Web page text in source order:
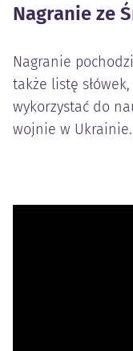
Nagranie ze
Nagranie
także listę
wykorzystać do
wojnie w Ukrainie.